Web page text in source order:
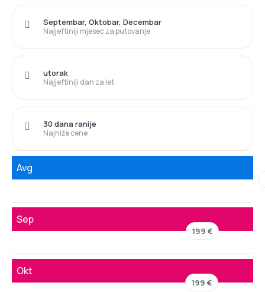
Najjeftiniji mjesec za putovanje
Septembar, Oktobar, Decembar
Najjeftiniji dan za let
utorak
Najniže cene
30 dana ranije
Avg
Sep
199 €
Okt
199 €